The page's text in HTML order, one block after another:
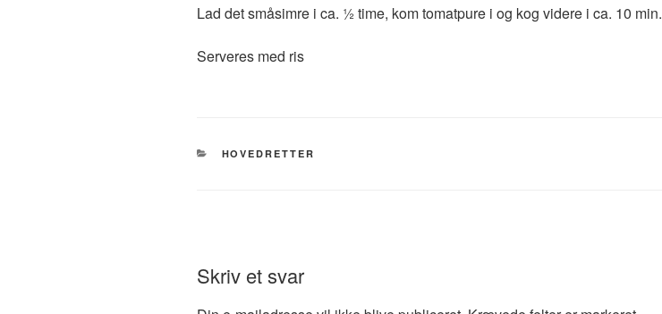
Lad det småsimre i ca. ½ time, kom tomatpure i og kog videre i ca. 10 min.
Serveres med ris
KATEGORIER
HOVEDRETTER
Skriv et svar